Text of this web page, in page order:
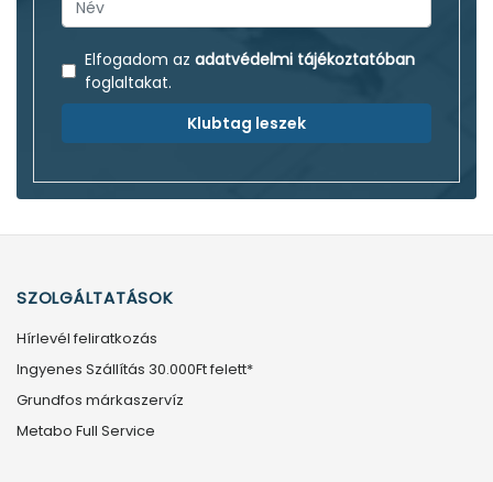
Elfogadom az adatvédelmi tájékoztatóban
foglaltakat.
Klubtag leszek
SZOLGÁLTATÁSOK
Hírlevél feliratkozás
Ingyenes Szállítás 30.000Ft felett*
Grundfos márkaszervíz
Metabo Full Service